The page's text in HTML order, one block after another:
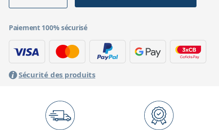
Paiement 100% sécurisé
Sécurité des produits